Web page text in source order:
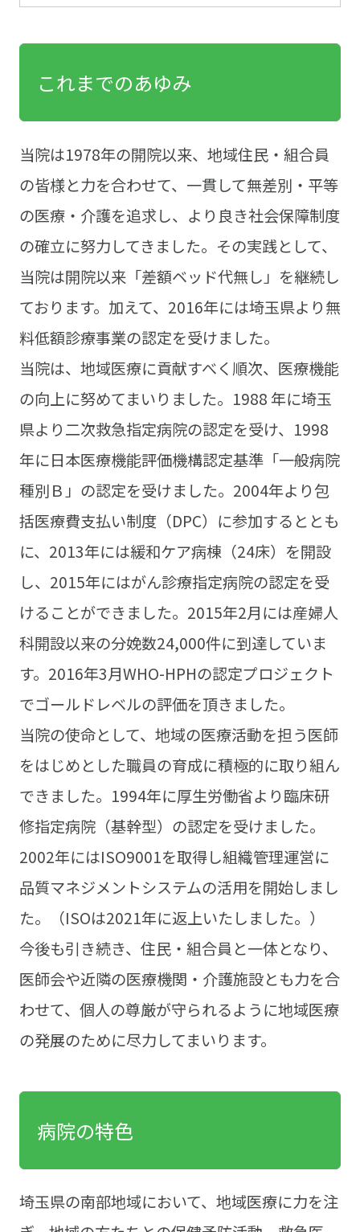
これまでのあゆみ
当院は1978年の開院以来、地域住民・組合員
の皆様と力を合わせて、一貫して無差別・平等
の医療・介護を追求し、より良き社会保障制度
の確立に努力してきました。その実践として、
当院は開院以来「差額ベッド代無し」を継続し
ております。加えて、2016年には埼玉県より無
料低額診療事業の認定を受けました。
当院は、地域医療に貢献すべく順次、医療機能
の向上に努めてまいりました。1988 年に埼玉
県より二次救急指定病院の認定を受け、1998
年に日本医療機能評価機構認定基準「一般病院
種別Ｂ」の認定を受けました。2004年より包
括医療費支払い制度（DPC）に参加するととも
に、2013年には緩和ケア病棟（24床）を開設
し、2015年にはがん診療指定病院の認定を受
けることができました。2015年2月には産婦人
科開設以来の分娩数24,000件に到達していま
す。2016年3月WHO-HPHの認定プロジェクト
でゴールドレベルの評価を頂きました。
当院の使命として、地域の医療活動を担う医師
をはじめとした職員の育成に積極的に取り組ん
できました。1994年に厚生労働省より臨床研
修指定病院（基幹型）の認定を受けました。
2002年にはISO9001を取得し組織管理運営に
品質マネジメントシステムの活用を開始しまし
た。（ISOは2021年に返上いたしました。）
今後も引き続き、住民・組合員と一体となり、
医師会や近隣の医療機関・介護施設とも力を合
わせて、個人の尊厳が守られるように地域医療
の発展のために尽力してまいります。
病院の特色
埼玉県の南部地域において、地域医療に力を注